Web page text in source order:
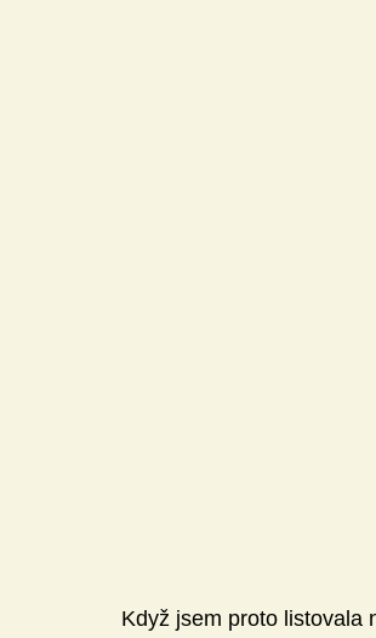
Když jsem proto listovala